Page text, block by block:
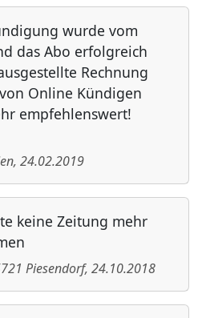
wurde vom
das Abo erfolgreich
Rechnung
Online Kündigen
empfehlenswert!
, 24.02.2019
keine Zeitung mehr
Piesendorf, 24.10.2018